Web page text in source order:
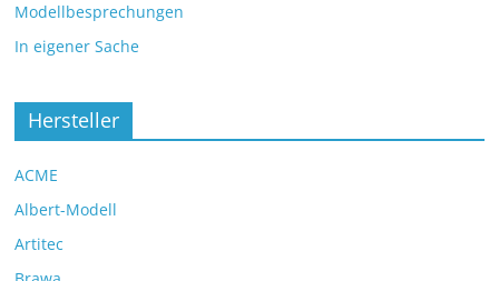
Modellbesprechungen
In eigener Sache
Hersteller
ACME
Albert-Modell
Artitec